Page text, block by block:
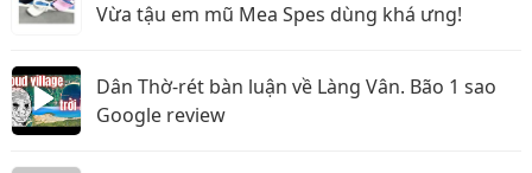
Vừa tậu em mũ Mea Spes dùng khá ưng!
Dân Thờ-rét bàn luận về Làng Vân. Bão 1 sao
Google review